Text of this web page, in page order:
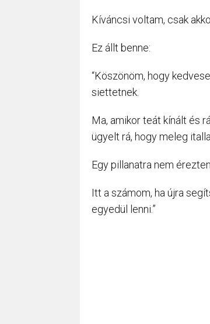
Kíváncsi voltam, csak
Ez állt benne:
“Köszönöm, hogy
siettetnek.
Ma, amikor teát kínált és
ügyelt rá, hogy meleg
Egy pillanatra nem
Itt a számom, ha újra
egyedül lenni.”